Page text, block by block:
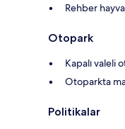
Rehber
Otopark
Kapalı valeli
Otoparkta
Politikalar